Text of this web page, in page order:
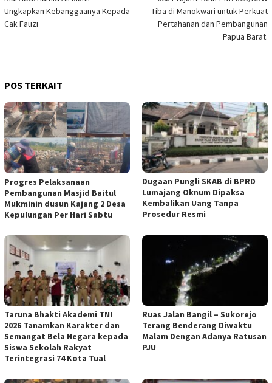
pos
Ungkapkan Kebanggaanya Kepada
Cak Fauzi
Tiba di Manokwari untuk Perkuat
Pertahanan dan Pembangunan
Papua Barat.
POS TERKAIT
Progres Pelaksanaan
Pembangunan Masjid Baitul
Mukminin dusun Kajang 2 Desa
Kepulungan Per Hari Sabtu
Dugaan Pungli SKAB di BPRD
Lumajang Oknum Dipaksa
Kembalikan Uang Tanpa
Prosedur Resmi
Taruna Bhakti Akademi TNI
2026 Tanamkan Karakter dan
Semangat Bela Negara kepada
Siswa Sekolah Rakyat
Terintegrasi 74 Kota Tual
Ruas Jalan Bangil – Sukorejo
Terang Benderang Diwaktu
Malam Dengan Adanya Ratusan
PJU